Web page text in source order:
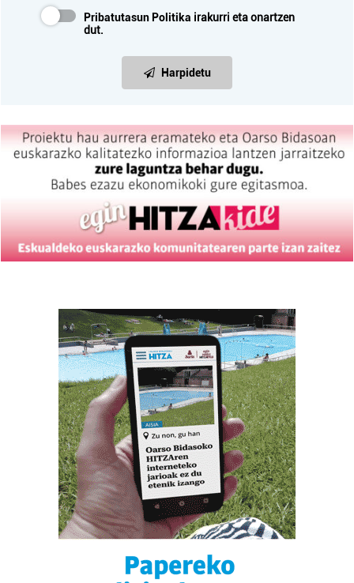
Pribatutasun Politika irakurri eta onartzen
dut.
Harpidetu